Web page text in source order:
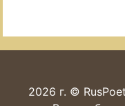
2026 г. ©